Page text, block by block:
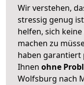
Wir verstehen,
stressig genug
helfen, sich
machen zu
haben garantiert
Ihnen ohne
Wolfsburg nach